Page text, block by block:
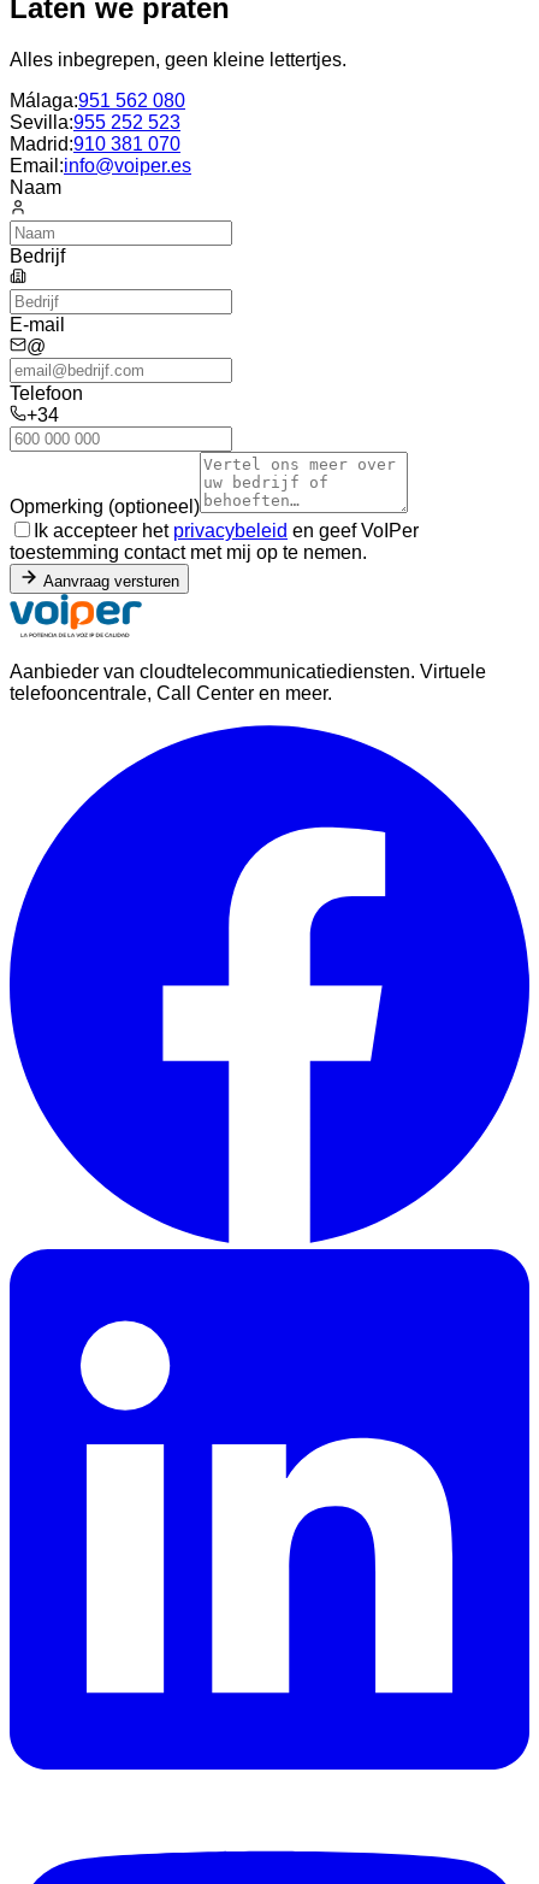
Laten we praten
Alles inbegrepen, geen kleine lettertjes.
Málaga:951 562 080
Sevilla:955 252 523
Madrid:910 381 070
Email:info@voiper.es
Naam
Bedrijf
E-mail
@
Telefoon
+34
Opmerking (optioneel)
Ik accepteer het privacybeleid en geef VoIPer
toestemming contact met mij op te nemen.
Aanvraag versturen
Aanbieder van cloudtelecommunicatiediensten. Virtuele
telefooncentrale, Call Center en meer.